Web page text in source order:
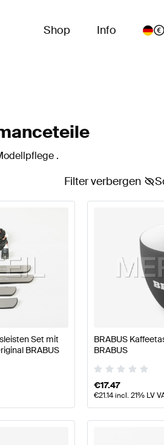
Shop Info
.
Filter verbergen
BRABUS A-
Tuning- und
Set mit
BRABUS
BRABUS
BRABUS
€17.47
€21.14incl. 21% LV